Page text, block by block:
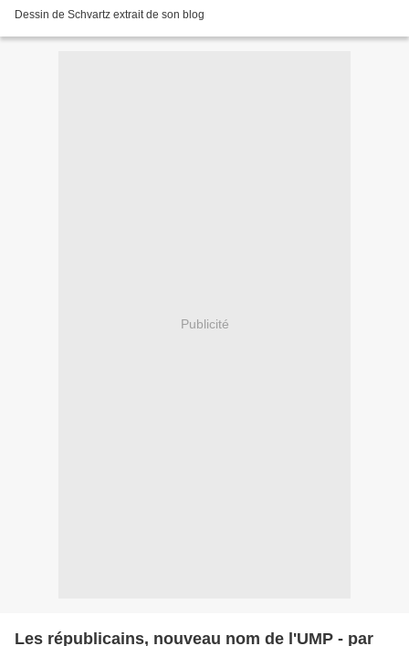
Dessin de Schvartz extrait de son blog
Publicité
Les républicains, nouveau nom de l'UMP - par